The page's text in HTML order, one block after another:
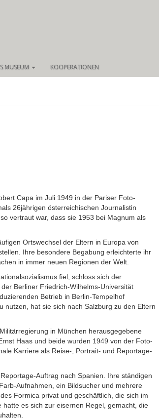
MUSEUM KOOPERATIONEN
Capa im Juli 1949 in der Pariser Foto-
26jährigen österreichischen Journalistin
vertraut war, dass sie 1953 bei Magnum als
Ortswechsel der Eltern in Europa von
Ihre besondere Begabung erleichterte ihr
in immer neuen Regionen der Welt.
fiel, schloss sich der
Berliner Friedrich-Wilhelms-Universität
Betrieb in Berlin-Tempelhof
hat sie sich nach Salzburg zu den Eltern
in München herausgegebene
Haas und beide wurden 1949 von der Foto-
Karriere als Reise-, Portrait- und Reportage-
Auftrag nach Spanien. Ihre ständigen
Aufnahmen, ein Bildsucher und mehrere
Formica privat und geschäftlich, die sich im
es sich zur eisernen Regel, gemacht, die